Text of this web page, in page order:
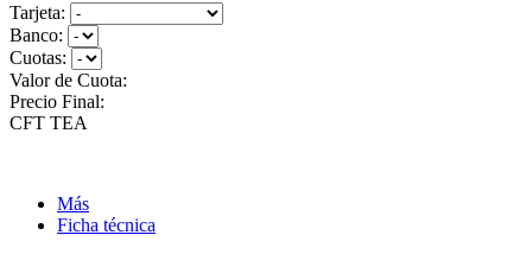
Tarjeta:
Banco:
Cuotas:
Valor de Cuota:
Precio Final:
CFT TEA
Más
Ficha técnica